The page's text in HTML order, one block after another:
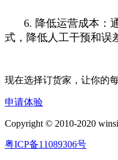
6. 降低运营成本：
式，降低人工干预和误
现在选择订货家，让你的
申请体验
Copyright © 2010-2020
粤ICP备11089306号